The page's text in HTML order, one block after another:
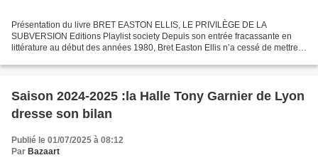
Présentation du livre BRET EASTON ELLIS, LE PRIVILÈGE DE LA
SUBVERSION Editions Playlist society Depuis son entrée fracassante en
littérature au début des années 1980, Bret Easton Ellis n’a cessé de mettre
Saison 2024-2025 :la Halle Tony Garnier de Lyon
dresse son bilan
Publié le 01/07/2025 à 08:12
Par Bazaart